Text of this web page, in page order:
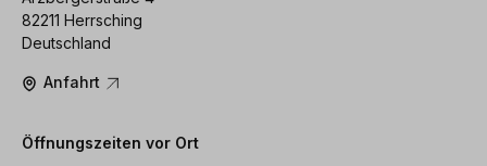
82211 Herrsching
Deutschland
Anfahrt
Öffnungszeiten vor Ort